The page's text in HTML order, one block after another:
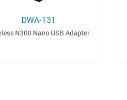
DWA-131
N300 Nano USB Adapter